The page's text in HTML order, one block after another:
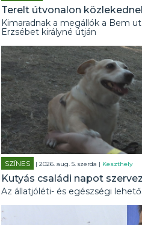
Terelt útvonalon
Kimaradnak a megállók a Bem
Erzsébet királyné útján
SZÍNES | 2026. aug. 5. szerda | Keszthely
Kutyás családi napot
Az állatjóléti- és egészségi